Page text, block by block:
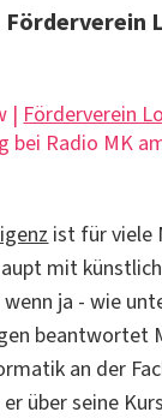
Förderverein
| Förderverein
bei Radio MK
ist für viele
mit
wenn ja - wie
beantwortet
an der
über seine